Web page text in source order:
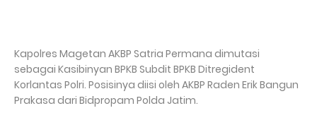
Kapolres Magetan AKBP Satria Permana dimutasi
sebagai Kasibinyan BPKB Subdit BPKB Ditregident
Korlantas Polri. Posisinya diisi oleh AKBP Raden Erik Bangun
Prakasa dari Bidpropam Polda Jatim.